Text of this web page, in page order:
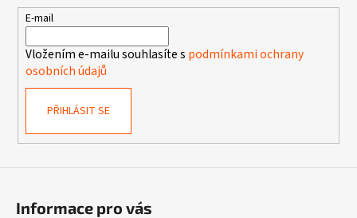
E-mail
Vložením e-mailu souhlasíte s podmínkami ochrany
osobních údajů
PŘIHLÁSIT SE
Informace pro vás